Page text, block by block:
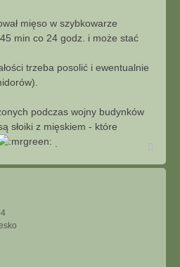
mięso w szybkowarze
min co 24 godz. i może stać
trzeba posolić i ewentualnie
podczas wojny budynków
słoiki z mięskiem - które
g